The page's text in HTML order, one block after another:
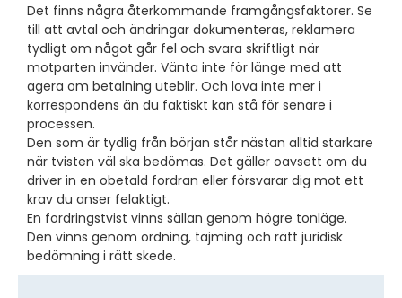
Det finns några återkommande framgångsfaktorer. Se
till att avtal och ändringar dokumenteras, reklamera
tydligt om något går fel och svara skriftligt när
motparten invänder. Vänta inte för länge med att
agera om betalning uteblir. Och lova inte mer i
korrespondens än du faktiskt kan stå för senare i
processen.
Den som är tydlig från början står nästan alltid starkare
när tvisten väl ska bedömas. Det gäller oavsett om du
driver in en obetald fordran eller försvarar dig mot ett
krav du anser felaktigt.
En fordringstvist vinns sällan genom högre tonläge.
Den vinns genom ordning, tajming och rätt juridisk
bedömning i rätt skede.